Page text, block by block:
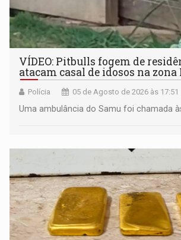
VÍDEO: Pitbulls fogem de
atacam casal de idosos na zona
Polícia 05 de Agosto de 2026 às 17:51
Uma ambulância do Samu foi chamada